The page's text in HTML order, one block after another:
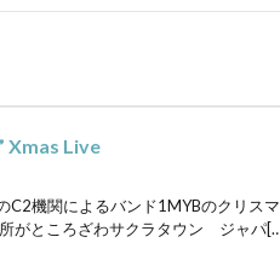
Xmas Live
C2機関によるバンド1MYBのクリス
がところざわサクラタウン ジャパ